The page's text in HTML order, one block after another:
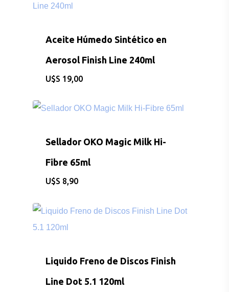
Aceite Húmedo Sintético en
Aerosol Finish Line 240ml
$ 19,00
Sellador OKO Magic Milk Hi-
Fibre 65ml
$ 8,90
Liquido Freno de Discos Finish
Line Dot 5.1 120ml